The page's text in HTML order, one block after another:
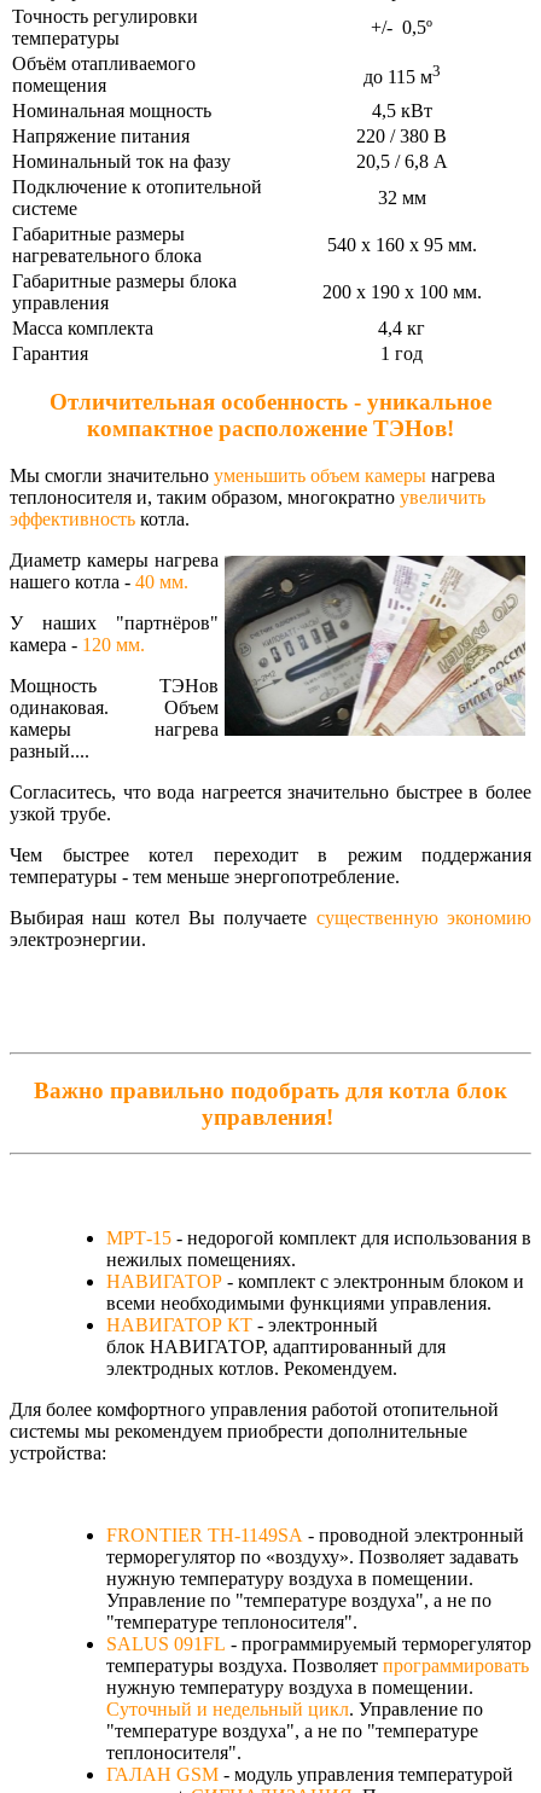
Точность регулировки
температуры
+/- 0,5º
Объём отапливаемого
помещения
до 115 м3
Номинальная мощность
4,5 кВт
Напряжение питания
220 / 380 В
Номинальный ток на фазу
20,5 / 6,8 А
Подключение к отопительной
системе
32 мм
Габаритные размеры
нагревательного блока
540 х 160 х 95 мм.
Габаритные размеры блока
управления
200 х 190 х 100 мм.
Масса комплекта
4,4 кг
Гарантия
1 год
Отличительная особенность - уникальное
компактное расположение ТЭНов!
Мы смогли значительно уменьшить объем камеры нагрева
теплоносителя и, таким образом, многократно увеличить
эффективность котла.
Диаметр камеры нагрева
нашего котла - 40 мм.
У наших "партнёров"
камера - 120 мм.
Мощность ТЭНов
одинаковая. Объем
камеры нагрева
разный....
Согласитесь, что вода нагреется значительно быстрее в более
узкой трубе.
Чем быстрее котел переходит в режим поддержания
температуры - тем меньше энергопотребление.
Выбирая наш котел Вы получаете существенную экономию
электроэнергии.
Важно правильно подобрать для котла блок
управления!
МРТ-15 - недорогой комплект для использования в
нежилых помещениях.
НАВИГАТОР - комплект с электронным блоком и
всеми необходимыми функциями управления.
НАВИГАТОР КТ - электронный
блок НАВИГАТОР, адаптированный для
электродных котлов. Рекомендуем.
Для более комфортного управления работой отопительной
системы мы рекомендуем приобрести дополнительные
устройства:
FRONTIER TH-1149SA - проводной электронный
терморегулятор по «воздуху». Позволяет задавать
нужную температуру воздуха в помещении.
Управление по "температуре воздуха", а не по
"температуре теплоносителя".
SALUS 091FL - программируемый терморегулятор
температуры воздуха. Позволяет программировать
нужную температуру воздуха в помещении.
Суточный и недельный цикл. Управление по
"температуре воздуха", а не по "температуре
теплоносителя".
ГАЛАН GSM - модуль управления температурой